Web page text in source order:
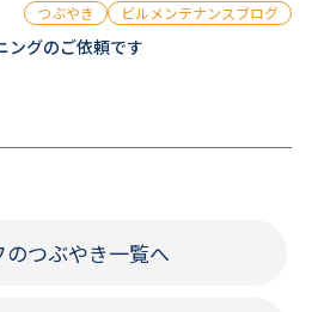
つぶやき ビルメンテナンスブログ
ングのご依頼です
のつぶやき一覧へ